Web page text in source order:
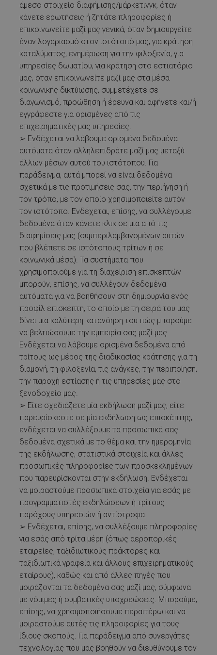
άμεσο στοιχείο διαφήμισης/μάρκετινγκ, όταν
κάνετε ερωτήσεις ή ζητάτε πληροφορίες ή
επικοινωνείτε μαζί μας γενικά, όταν δημιουργείτε
έναν λογαριασμό στον ιστότοπό μας, για κράτηση
καταλύματος, ενημέρωση για την φιλοξενία, για
υπηρεσίες δωματίου, για κράτηση στο εστιατόριο
μας, όταν επικοινωνείτε μαζί μας στα μέσα
κοινωνικής δικτύωσης, συμμετέχετε σε
διαγωνισμό, προώθηση ή έρευνα και αφήνετε και/ή
εγγράφεστε για ορισμένες από τις
επιχειρηματικές μας υπηρεσίες.
➢ Ενδέχεται να λάβουμε ορισμένα δεδομένα
αυτόματα όταν αλληλεπιδράτε μαζί μας μεταξύ
άλλων μέσων αυτού του ιστότοπου. Για
παράδειγμα, αυτά μπορεί να είναι δεδομένα
σχετικά με τις προτιμήσεις σας, την περιήγηση ή
τον τρόπο, με τον οποίο χρησιμοποιείτε αυτόν
τον ιστότοπο. Ενδέχεται, επίσης, να συλλέγουμε
δεδομένα όταν κάνετε κλικ σε μια από τις
διαφημίσεις μας (συμπεριλαμβανομένων αυτών
που βλέπετε σε ιστότοπους τρίτων ή σε
κοινωνικά μέσα). Τα συστήματα που
χρησιμοποιούμε για τη διαχείριση επισκεπτών
μπορούν, επίσης, να συλλέγουν δεδομένα
αυτόματα για να βοηθήσουν στη δημιουργία ενός
προφίλ επισκέπτη, το οποίο με τη σειρά του μας
δίνει μια καλύτερη κατανόηση του πώς μπορούμε
να βελτιώσουμε την εμπειρία σας μαζί μας.
Ενδέχεται να λάβουμε ορισμένα δεδομένα από
τρίτους ως μέρος της διαδικασίας κράτησης για τη
διαμονή, τη φιλοξενία, τις ανάγκες, την περιποίηση,
την παροχή εστίασης ή τις υπηρεσίες μας στο
ξενοδοχείο μας.
➢ Είτε σχεδιάζετε μία εκδήλωση μαζί μας, είτε
παρευρίσκεστε σε μία εκδήλωση ως επισκέπτης,
ενδέχεται να συλλέξουμε τα προσωπικά σας
δεδομένα σχετικά με το θέμα και την ημερομηνία
της εκδήλωσης, στατιστικά στοιχεία και άλλες
προσωπικές πληροφορίες των προσκεκλημένων
που παρευρίσκονται στην εκδήλωση. Ενδέχεται
να μοιραστούμε προσωπικά στοιχεία για εσάς με
προγραμματιστές εκδηλώσεων ή τρίτους
παρόχους υπηρεσιών ή αντίστροφα.
➢ Ενδέχεται, επίσης, να συλλέξουμε πληροφορίες
για εσάς από τρίτα μέρη (όπως αεροπορικές
εταιρείες, ταξιδιωτικούς πράκτορες και
ταξιδιωτικά γραφεία και άλλους επιχειρηματικούς
εταίρους), καθώς και από άλλες πηγές που
μοιράζονται τα δεδομένα σας μαζί μας, σύμφωνα
με νόμιμες ή συμβατικές υποχρεώσεις. Μπορούμε,
επίσης, να χρησιμοποιήσουμε περαιτέρω και να
μοιραστούμε αυτές τις πληροφορίες για τους
ίδιους σκοπούς. Για παράδειγμα από συνεργάτες
τεχνολογίας που μας βοηθούν να διευθύνουμε τον